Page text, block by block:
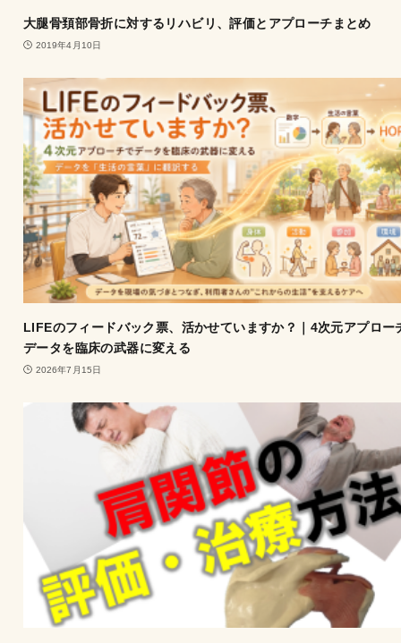
大腿骨頚部骨折に対するリハビリ、評価とアプローチまとめ
2019年4月10日
LIFEのフィードバック票、活かせていますか？｜4次元アプロー
データを臨床の武器に変える
2026年7月15日